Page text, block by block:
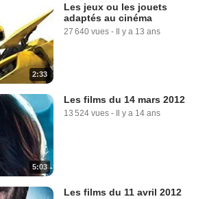
2:33
Les jeux ou les jouets
adaptés au cinéma
27 640 vues - Il y a 13 ans
5:03
Les films du 14 mars 2012
13 524 vues - Il y a 14 ans
Les films du 11 avril 2012